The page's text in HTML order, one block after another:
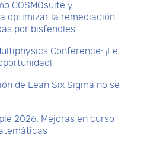
COSMOsuite y
a optimizar la remediación
por bisfenoles
Conference: ¡Le
de Lean Six Sigma no se
2026: Mejoras en curso